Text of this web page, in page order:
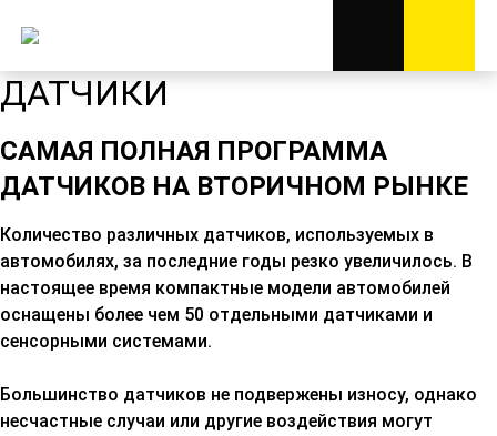
ДАТЧИКИ
САМАЯ ПОЛНАЯ ПРОГРАММА
ДАТЧИКОВ НА ВТОРИЧНОМ РЫНКЕ
Количество различных датчиков, используемых в
автомобилях, за последние годы резко увеличилось. В
настоящее время компактные модели автомобилей
оснащены более чем 50 отдельными датчиками и
сенсорными системами.
Большинство датчиков не подвержены износу, однако
несчастные случаи или другие воздействия могут